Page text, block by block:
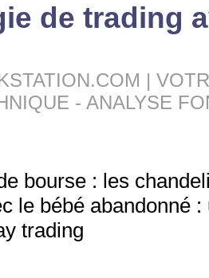
de trading
|
- ANALYSE
bourse : les
le bébé abandonné
trading